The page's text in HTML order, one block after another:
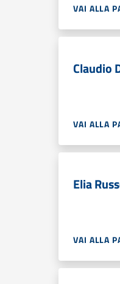
VAI ALLA
Claudio
VAI ALLA
Elia
VAI ALLA